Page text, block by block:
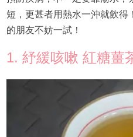
短，更甚者用熱水一沖就飲得
的朋友不妨一試！
1. 紓緩咳嗽 紅糖薑